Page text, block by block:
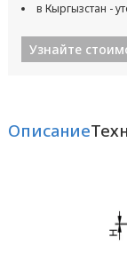
в Кыргызстан -
Узнайте
Описание